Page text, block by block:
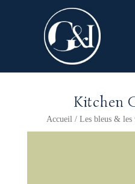
Kitchen
Accueil/ Les bleus & les